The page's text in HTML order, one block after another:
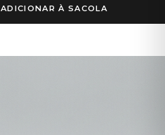
ADICIONAR À SACOLA